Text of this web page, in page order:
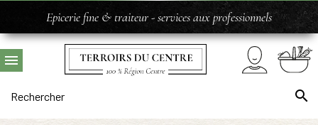
Epicerie fine & traiteur - services aux professionnels